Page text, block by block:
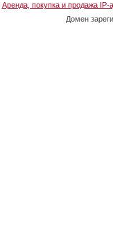
Аренда, покупка и продажа IP-
Домен